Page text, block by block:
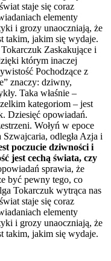
staje się coraz
elementy
i grozy unaoczniają, że
takim, jakim się wydaje.
Zaskakujące i
którym inaczej
Pochodzące z
znaczy: dziwny,
Taka właśnie –
kategoriom – jest
Dziesięć opowiadań.
Wołyń w epoce
odległa Azja i
poczucie dziwności i
jest cechą świata, czy
sprawia, że
być pewny tego, co
Tokarczuk wytrąca nas
staje się coraz
elementy
i grozy unaoczniają, że
takim, jakim się wydaje.